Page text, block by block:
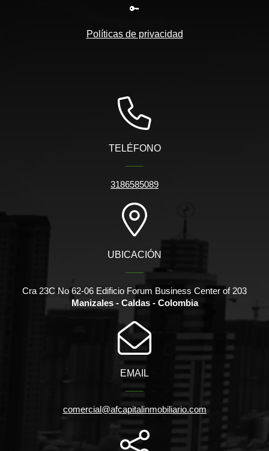
🔑
Políticas de privacidad
TELÉFONO
3186585089
UBICACIÓN
Cra 23C No 62-06 Edificio Forum Business Center of 203
Manizales - Caldas - Colombia
EMAIL
comercial@afcapitalinmobiliario.com